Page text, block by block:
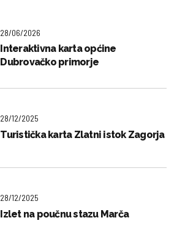
28/06/2026
Interaktivna karta općine
Dubrovačko primorje
28/12/2025
Turistička karta Zlatni istok Zagorja
28/12/2025
Izlet na poučnu stazu Marča